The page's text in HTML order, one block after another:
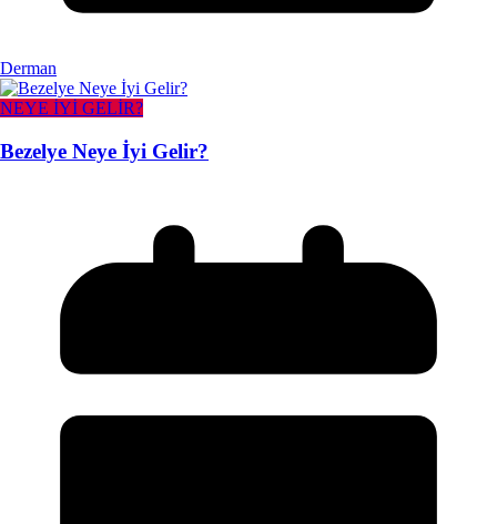
Derman
NEYE İYİ GELİR?
Bezelye Neye İyi Gelir?